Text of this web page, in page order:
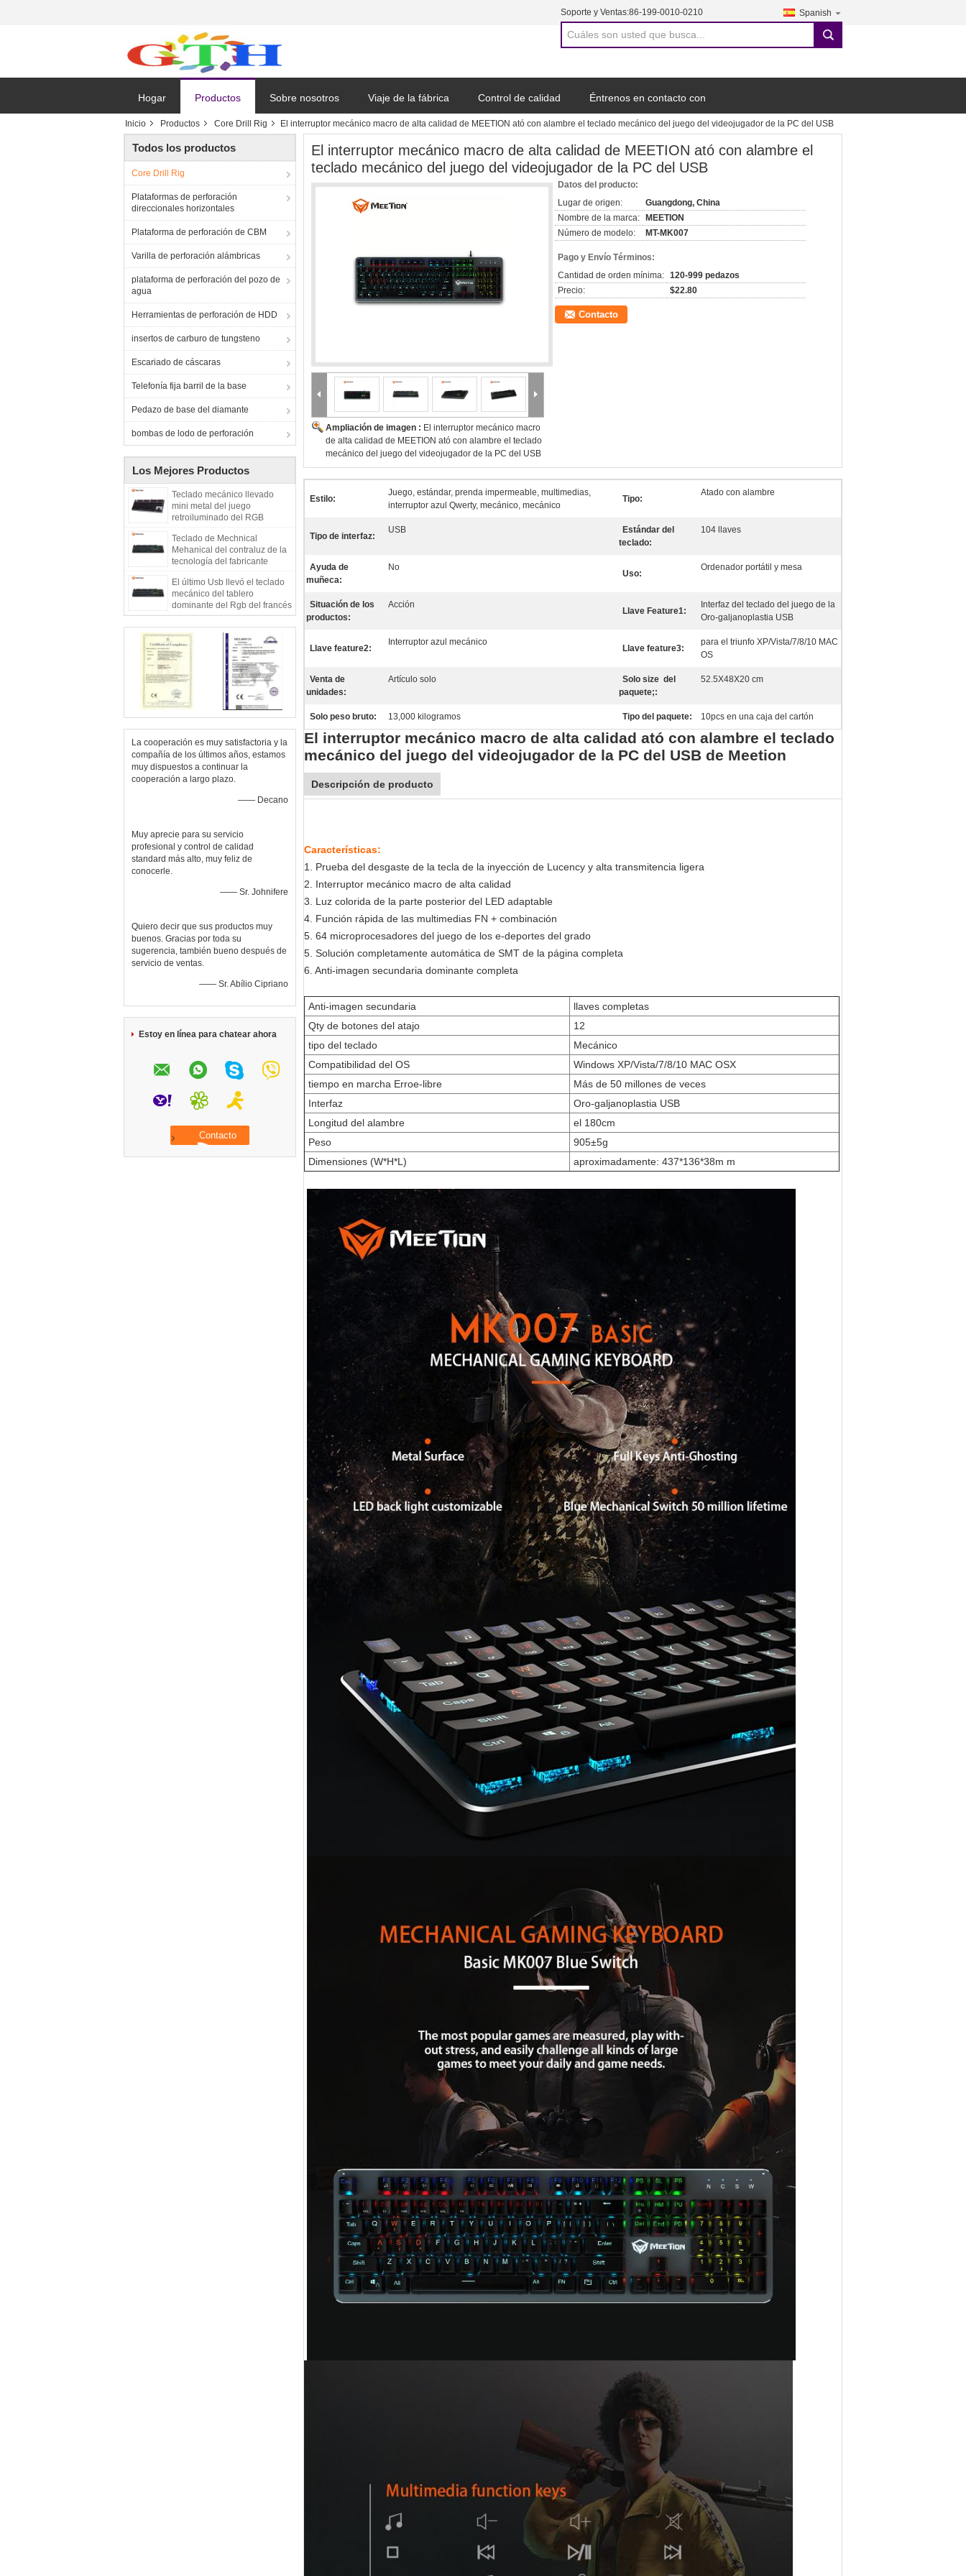
Soporte y Ventas:86-199-0010-0210 Spanish
search
Hogar Productos Sobre nosotros Viaje de la fábrica Control de calidad Éntrenos en contacto con
Inicio Productos Core Drill Rig El interruptor mecánico macro de alta calidad de MEETION ató con alambre el teclado mecánico del juego del videojugador de la PC del USB
Todos los productos
Core Drill Rig
Plataformas de perforación
direccionales horizontales
Plataforma de perforación de CBM
Varilla de perforación alámbricas
plataforma de perforación del pozo de
agua
Herramientas de perforación de HDD
insertos de carburo de tungsteno
Escariado de cáscaras
Telefonía fija barril de la base
Pedazo de base del diamante
bombas de lodo de perforación
Los Mejores Productos
Teclado mecánico llevado
mini metal del juego
retroiluminado del RGB
de la PC de OUTEM
programable sin Numpad
Teclado de Mechnical
Mehanical del contraluz de la
tecnología del fabricante
Azerty del ruso el último con la
luz
El último Usb llevó el teclado
mecánico del tablero
dominante del Rgb del francés
del metal ruso ligero de Azerty
para el teclado del juego
La cooperación es muy satisfactoria y la
compañía de los últimos años, estamos
muy dispuestos a continuar la
cooperación a largo plazo.
—— Decano
Muy aprecie para su servicio
profesional y control de calidad
standard más alto, muy feliz de
conocerle.
—— Sr. Johnifere
Quiero decir que sus productos muy
buenos. Gracias por toda su
sugerencia, también bueno después de
servicio de ventas.
—— Sr. Abílio Cipriano
Estoy en línea para chatear ahora
El interruptor mecánico macro de alta calidad de MEETION ató con alambre el
teclado mecánico del juego del videojugador de la PC del USB
Ampliación de imagen : El interruptor mecánico macro
de alta calidad de MEETION ató con alambre el teclado
mecánico del juego del videojugador de la PC del USB
Datos del producto:
Lugar de origen:
Guangdong, China
Nombre de la marca:
MEETION
Número de modelo:
MT-MK007
Pago y Envío Términos:
Cantidad de orden mínima: 120-999 pedazos
Precio:
$22.80
Contacto
Estilo:
Juego, estándar, prenda impermeable, multimedias,
interruptor azul Qwerty, mecánico, mecánico
Tipo:
Atado con alambre
Tipo de interfaz:
USB
Estándar del
teclado:
104 llaves
Ayuda de
muñeca:
No
Uso:
Ordenador portátil y mesa
Situación de los
productos:
Acción
Llave Feature1:
Interfaz del teclado del juego de la
Oro-galjanoplastia USB
Llave feature2:
Interruptor azul mecánico
Llave feature3:
para el triunfo XP/Vista/7/8/10 MAC
OS
Venta de
unidades:
Artículo solo
Solo size del
paquete;:
52.5X48X20 cm
Solo peso bruto: 13,000 kilogramos Tipo del paquete: 10pcs en una caja del cartón
El interruptor mecánico macro de alta calidad ató con alambre el teclado
mecánico del juego del videojugador de la PC del USB de Meetion
Descripción de producto
Características:
1. Prueba del desgaste de la tecla de la inyección de Lucency y alta transmitencia ligera
2. Interruptor mecánico macro de alta calidad
3. Luz colorida de la parte posterior del LED adaptable
4. Función rápida de las multimedias FN + combinación
5. 64 microprocesadores del juego de los e-deportes del grado
5. Solución completamente automática de SMT de la página completa
6. Anti-imagen secundaria dominante completa
Anti-imagen secundaria
llaves completas
Qty de botones del atajo
12
tipo del teclado
Mecánico
Compatibilidad del OS
Windows XP/Vista/7/8/10 MAC OSX
tiempo en marcha Erroe-libre
Más de 50 millones de veces
Interfaz
Oro-galjanoplastia USB
Longitud del alambre
el 180cm
Peso
905±5g
Dimensiones (W*H*L)
aproximadamente: 437*136*38m m